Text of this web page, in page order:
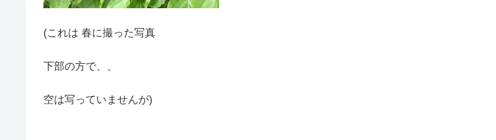
(これは 春に撮った写真
下部の方で、、
空は写っていませんが)